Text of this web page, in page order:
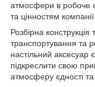
атмосфери в робоче
та цінностям компанії.
Розбірна
транспортування та
настільний аксесуар
підкреслити свою
атмосферу єдності та